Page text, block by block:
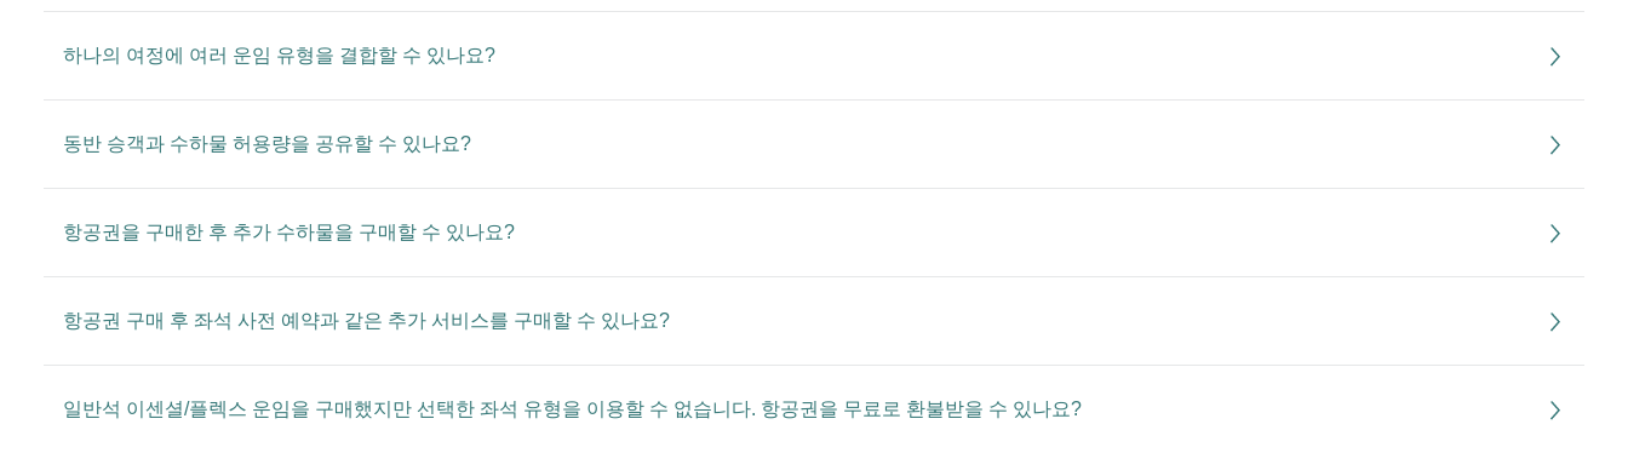
하나의 여정에 여러 운임 유형을 결합할 수 있나요?
동반 승객과 수하물 허용량을 공유할 수 있나요?
항공권을 구매한 후 추가 수하물을 구매할 수 있나요?
항공권 구매 후 좌석 사전 예약과 같은 추가 서비스를 구매할 수 있나요?
일반석 이센셜/플렉스 운임을 구매했지만 선택한 좌석 유형을 이용할 수 없습니다. 항공권을 무료로 환불받을 수 있나요?